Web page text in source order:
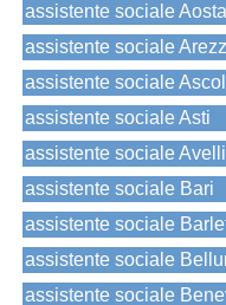
assistente sociale Aosta
assistente sociale
assistente sociale
assistente sociale Asti
assistente sociale
assistente sociale Bari
assistente sociale
assistente sociale
assistente sociale